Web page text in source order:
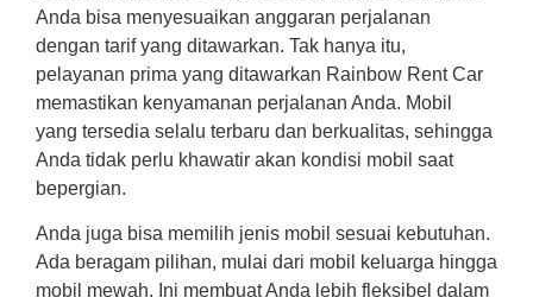
Anda bisa menyesuaikan anggaran perjalanan
dengan tarif yang ditawarkan. Tak hanya itu,
pelayanan prima yang ditawarkan Rainbow Rent Car
memastikan kenyamanan perjalanan Anda. Mobil
yang tersedia selalu terbaru dan berkualitas, sehingga
Anda tidak perlu khawatir akan kondisi mobil saat
bepergian.
Anda juga bisa memilih jenis mobil sesuai kebutuhan.
Ada beragam pilihan, mulai dari mobil keluarga hingga
mobil mewah. Ini membuat Anda lebih fleksibel dalam